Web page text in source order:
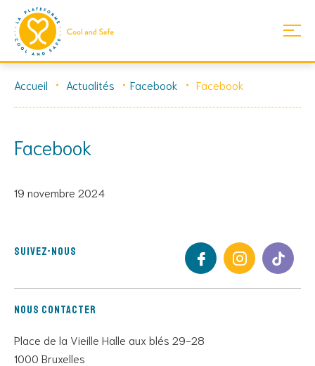
Accueil Actualités Facebook Facebook
Facebook
19 novembre 2024
Suivez-nous
Nous contacter
Place de la Vieille Halle aux blés 29-28
1000 Bruxelles